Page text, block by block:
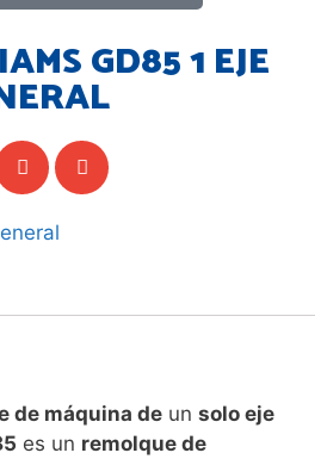
GD85 1 EJE
de máquina de un solo eje
es un remolque de